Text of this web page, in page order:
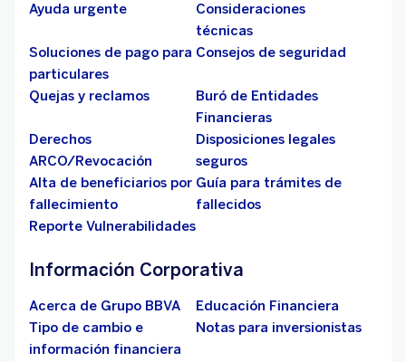
Ayuda urgente
Consideraciones
técnicas
Soluciones de pago para
particulares
Consejos de seguridad
Quejas y reclamos
Buró de Entidades
Financieras
Derechos
ARCO/Revocación
Disposiciones legales
seguros
Alta de beneficiarios por
fallecimiento
Guía para trámites de
fallecidos
Reporte Vulnerabilidades
Información Corporativa
Acerca de Grupo BBVA
Educación Financiera
Tipo de cambio e
información financiera
Notas para inversionistas